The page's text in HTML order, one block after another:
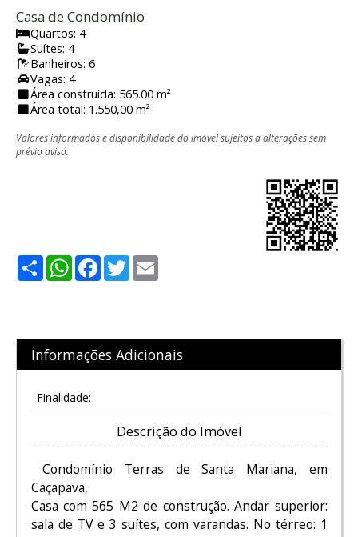
Casa de Condomínio
Quartos: 4
Suítes: 4
Banheiros: 6
Vagas: 4
Área construída: 565.00 m²
Área total: 1.550,00 m²
Valores informados e disponibilidade do imóvel sujeitos a alterações sem
prévio aviso.
ShareWhatsApp
Facebook
Twitter
Informações Adicionais
Finalidade:
Descrição do Imóvel
Condomínio Terras de Santa Mariana, em
Caçapava,
Casa com 565 M2 de construção. Andar superior:
sala de TV e 3 suítes, com varandas. No térreo: 1